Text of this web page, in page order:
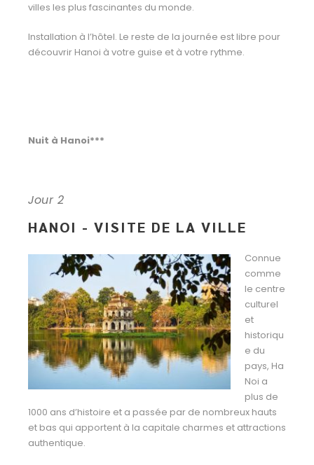
villes les plus fascinantes du monde.
Installation à l’hôtel. Le reste de la journée est libre pour
découvrir Hanoi à votre guise et à votre rythme.
Nuit à Hanoi***
Jour 2
HANOI - VISITE DE LA VILLE
Connue
comme
le centre
culturel
et
historiqu
e du
pays, Ha
Noi a
plus de
1000 ans d’histoire et a passée par de nombreux hauts
et bas qui apportent à la capitale charmes et attractions
authentique.